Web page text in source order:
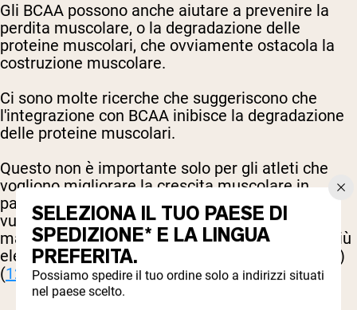
Gli BCAA possono anche aiutare a prevenire la
perdita muscolare, o la degradazione delle
proteine muscolari, che ovviamente ostacola la
costruzione muscolare.
Ci sono molte ricerche che suggeriscono che
l'integrazione con BCAA inibisce la degradazione
delle proteine muscolari.
Questo non è importante solo per gli atleti che
vogliono migliorare la crescita muscolare in
palestra, ma anche per alcune popolazioni
vulnerabili come gli anziani, o chi ha il cancro o
malattie epatiche, che tendono ad avere livelli più
elevati di malnutrizione e perdita muscolare
)
(12 .
SELEZIONA IL TUO PAESE DI
SPEDIZIONE* E LA LINGUA
PREFERITA.
Possiamo spedire il tuo ordine solo a indirizzi situati
nel paese scelto.